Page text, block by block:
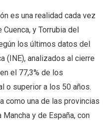
es una realidad cada vez
y Torrubia del
los últimos datos del
(INE), analizados al cierre
el 77,3% de los
o superior a los 50 años.
como una de las provincias
y de España, con